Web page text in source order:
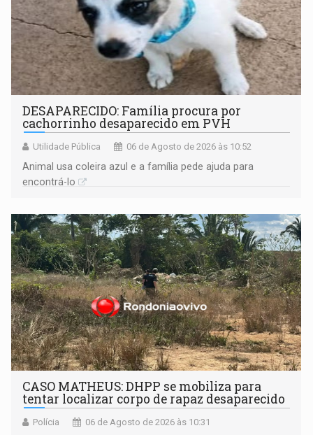
DESAPARECIDO: Família procura por
cachorrinho desaparecido em PVH
Utilidade Pública 06 de Agosto de 2026 às 10:52
Animal usa coleira azul e a família pede ajuda para
encontrá-lo
CASO MATHEUS: DHPP se mobiliza para
tentar localizar corpo de rapaz desaparecido
Polícia 06 de Agosto de 2026 às 10:31